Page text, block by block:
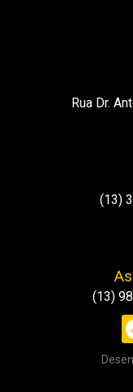
Rua Dr.
(13)
(13)